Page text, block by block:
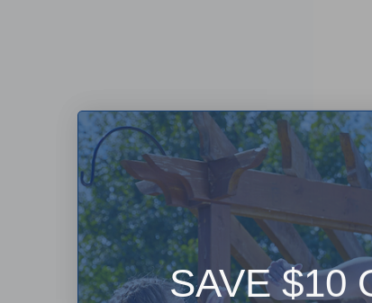
SAVE $10